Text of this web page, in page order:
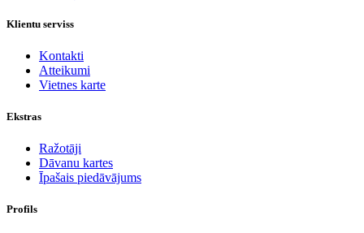
Klientu serviss
Kontakti
Atteikumi
Vietnes karte
Ekstras
Ražotāji
Dāvanu kartes
Īpašais piedāvājums
Profils